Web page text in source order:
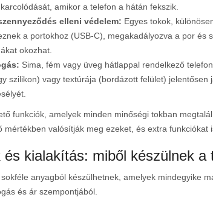
amikor a telefon a hátán fekszik.
elleni védelem: Egyes tokok,
a portokhoz (USB-C), megakadályozva a por és
okozhat.
Sima, fém vagy üveg hátlappal rendelkező
szilikon) vagy textúrája (bordázott felület)
funkciók, amelyek minden minőségi tokban
mértékben valósítják meg ezeket, és extra funkciókat
és kialakítás: miből készülnek a
anyagból készülhetnek, amelyek mindegyike
és ár szempontjából.